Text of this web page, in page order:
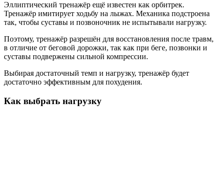
Эллиптический тренажёр ещё известен как орбитрек.
Тренажёр имитирует ходьбу на лыжах. Механика подстроена
так, чтобы суставы и позвоночник не испытывали нагрузку.
Поэтому, тренажёр разрешён для восстановления после травм,
в отличие от беговой дорожки, так как при беге, позвонки и
суставы подвержены сильной компрессии.
Выбирая достаточный темп и нагрузку, тренажёр будет
достаточно эффективным для похудения.
Как выбрать нагрузку